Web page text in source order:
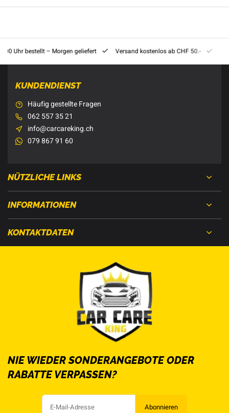
Uhr bestellt – Morgen geliefert Versand kostenlos ab CHF 50.-
KUNDENDIENST
Häufig gestellte Fragen
062 557 35 21
info@carcareking.ch
079 867 91 60
NÜTZLICHE LINKS
INFORMATIONEN
KONTAKTDATEN
NIE WIEDER SONDERANGEBOTE ODER
RABATTE VERPASSEN?
Abonnieren